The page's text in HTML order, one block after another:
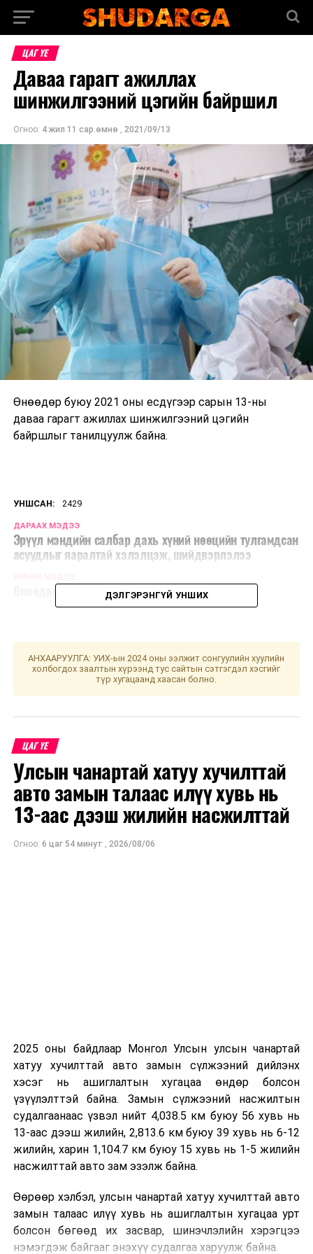
ЦАГ ҮЕ
Даваа гарагт ажиллах
шинжилгээний цэгийн байршил
Огноо: 4 жил 11 сар.өмнө , 2021/09/13
Өнөөдөр буюу 2021 оны есдүгээр сарын 13-ны
даваа гарагт ажиллах шинжилгээний цэгийн
байршлыг танилцуулж байна.
УНШСАН: 2429
ДАРААХ МЭДЭЭ
Эрүүл мэндийн салбар дахь хүний нөөцийн тулгамдсан
асуудлыг яаралтай хэлэлцэж, шийдвэрлэлээ
Өнөөдөр ажиллах дархлаажуулалтын цэгүүд
ДЭЛГЭРЭНГҮЙ УНШИХ
АНХААРУУЛГА: УИХ-ын 2024 оны ээлжит сонгуулийн хуулийн
холбогдох заалтын хүрээнд тус сайтын сэтгэгдэл хэсгийг
түр хугацаанд хаасан болно.
ЦАГ ҮЕ
Улсын чанартай хатуу хучилттай
авто замын талаас илүү хувь нь
13-аас дээш жилийн насжилттай
Огноо: 6 цаг 54 минут , 2026/08/06
2025 оны байдлаар Монгол Улсын улсын чанартай
хатуу хучилттай авто замын сүлжээний дийлэнх
хэсэг нь ашиглалтын хугацаа өндөр болсон
үзүүлэлттэй байна. Замын сүлжээний насжилтын
судалгаанаас үзвэл нийт 4,038.5 км буюу 56 хувь нь
13-аас дээш жилийн, 2,813.6 км буюу 39 хувь нь 6-12
жилийн, харин 1,104.7 км буюу 15 хувь нь 1-5 жилийн
насжилттай авто зам эзэлж байна.
Өөрөөр хэлбэл, улсын чанартай хатуу хучилттай авто
замын талаас илүү хувь нь ашиглалтын хугацаа урт
болсон бөгөөд их засвар, шинэчлэлийн хэрэгцээ
нэмэгдэж байгааг энэхүү судалгаа харуулж байна.